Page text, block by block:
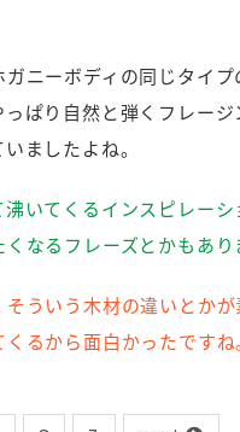
ガニーボディの同じタイプ
ぱり自然と弾くフレー
ましたよね。
いてくるインスピレーシ
なるフレーズとかもあり
そういう木材の違いとか
るから面白かったですね